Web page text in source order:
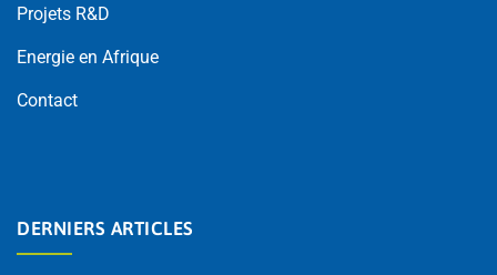
Projets R&D
Energie en Afrique
Contact
DERNIERS ARTICLES